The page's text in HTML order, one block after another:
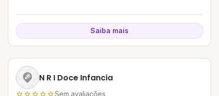
Saiba mais
N R I Doce Infancia
Sem avaliações